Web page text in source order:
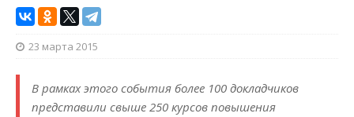
23 марта 2015
В рамках этого события более 100 докладчиков
представили свыше 250 курсов повышения